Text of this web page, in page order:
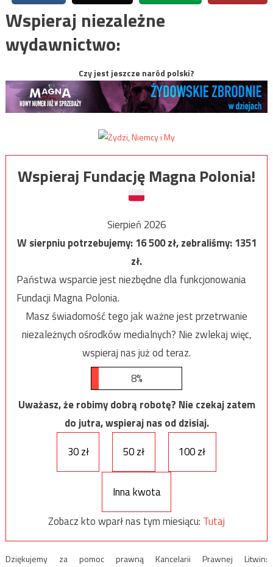
Wspieraj niezależne
wydawnictwo:
Czy jest jeszcze naród polski?
Wspieraj Fundację Magna Polonia!
Sierpień 2026
W sierpniu potrzebujemy:16 500zł, zebraliśmy:1351
zł.
Państwa wsparcie jest niezbędne dla funkcjonowania
Fundacji Magna Polonia.
Masz świadomość tego jak ważne jest przetrwanie
niezależnych ośrodków medialnych? Nie zwlekaj więc,
wspieraj nas już od teraz.
8%
Uważasz, że robimy dobrą robotę? Nie czekaj zatem
do jutra, wspieraj nas od dzisiaj.
30 zł
50 zł 100 zł
Inna kwota
Zobacz kto wparł nas tym miesiącu: Tutaj
Dziękujemy za pomoc prawną Kancelarii Prawnej Litwin: